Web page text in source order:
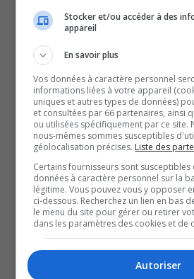
Dorénavant, les couples qui
conjoint ne seront plus pénalisés
décès de leur compagne ou
Jusqu’ici, les avoirs de la personne
au compte bancaire, tant que la
n’était pas réglée, souvent des
Ce qui pouvait mener à bien de la
Toutefois, comme le conseiller,
syndic en insolvabilité, il faut
QUESTION DU JOUR
Stocker et/ou accéder à des
appareil
En savoir plus
Vos données à caractère personnel
informations liées à votre appareil
uniques et autres types de données)
et consultées par 66 partenaires, ainsi
ou utilisées spécifiquement par ce site.
nous-mêmes sommes susceptibles
géolocalisation précises. Liste des
Certains fournisseurs sont
données à caractère personnel sur la
légitime. Vous pouvez vous y opposer
ci-dessous. Recherchez un lien en bas
le menu du site pour gérer ou retirer
dans les paramètres des cookies et de
Autoriser